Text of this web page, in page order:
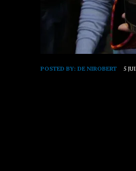
POSTED BY: DE NIROBERT 5